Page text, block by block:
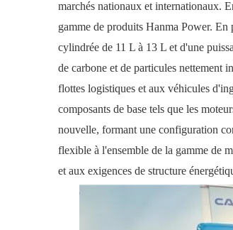
marchés nationaux et internationaux.
gamme de produits Hanma Power.
cylindrée de 11 L à 13 L et d'une
de carbone et de particules nettement
flottes logistiques et aux véhicules
composants de base tels que les
nouvelle, formant une configuration
flexible à l'ensemble de la gamme de
et aux exigences de structure